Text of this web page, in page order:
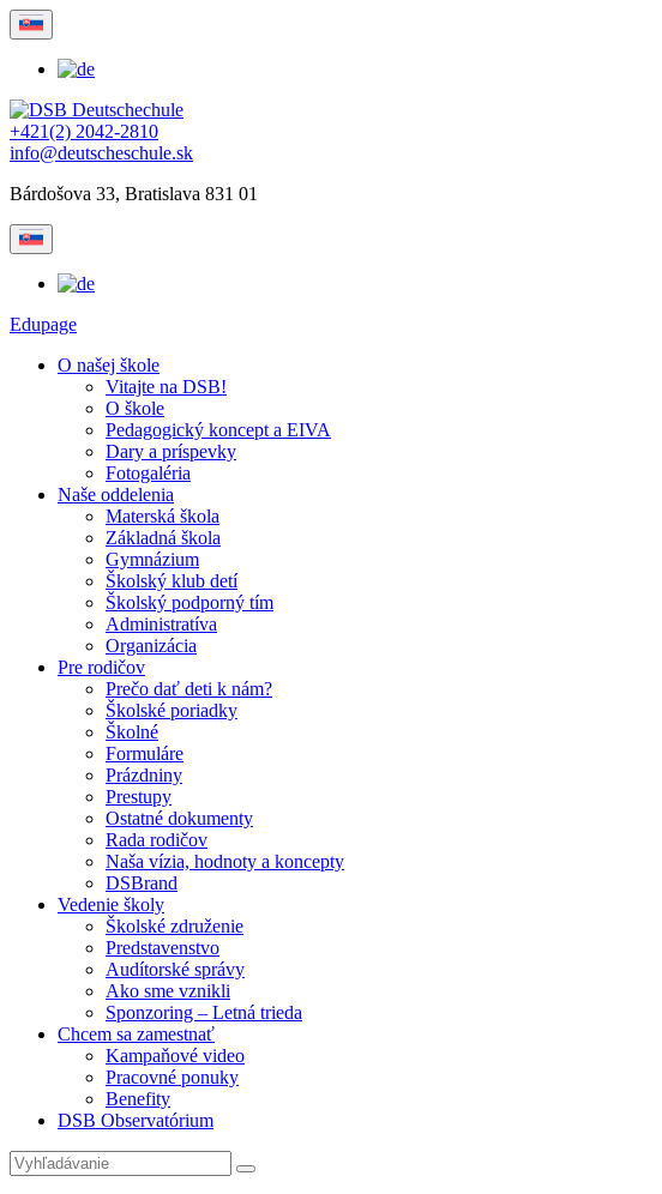
+421(2) 2042-2810
info@deutscheschule.sk
Bárdošova 33, Bratislava 831 01
Edupage
O našej škole
Vitajte na DSB!
O škole
Pedagogický koncept a EIVA
Dary a príspevky
Fotogaléria
Naše oddelenia
Materská škola
Základná škola
Gymnázium
Školský klub detí
Školský podporný tím
Administratíva
Organizácia
Pre rodičov
Prečo dať deti k nám?
Školské poriadky
Školné
Formuláre
Prázdniny
Prestupy
Ostatné dokumenty
Rada rodičov
Naša vízia, hodnoty a koncepty
DSBrand
Vedenie školy
Školské združenie
Predstavenstvo
Audítorské správy
Ako sme vznikli
Sponzoring – Letná trieda
Chcem sa zamestnať
Kampaňové video
Pracovné ponuky
Benefity
DSB Observatórium